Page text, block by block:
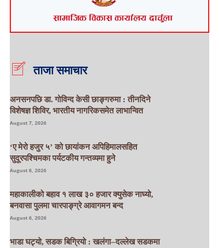
ताजा समाचार
अनसनपछि डा. गोविन्द केसी छाङ्गरुमा : तीनदिने
विशेषज्ञ शिविर, भारतीय नागरिकसमेत लाभान्वित
August 7, 2026
‘ए मेरो हजुर ५’ को छायांकन अपिहिमालसहित
सुदूरपश्चिमका पर्यटकीय गन्तव्यमा हुने
August 6, 2026
महाकालीको बहाव १ लाख ३० हजार क्युसेक नाघ्यो,
बनवासा पुलमा चारपाङ्ग्रे आवागमन बन्द
August 6, 2026
भाडा घट्यो, सडक बिग्रियो : खलंगा–दल्लेख सडकमा